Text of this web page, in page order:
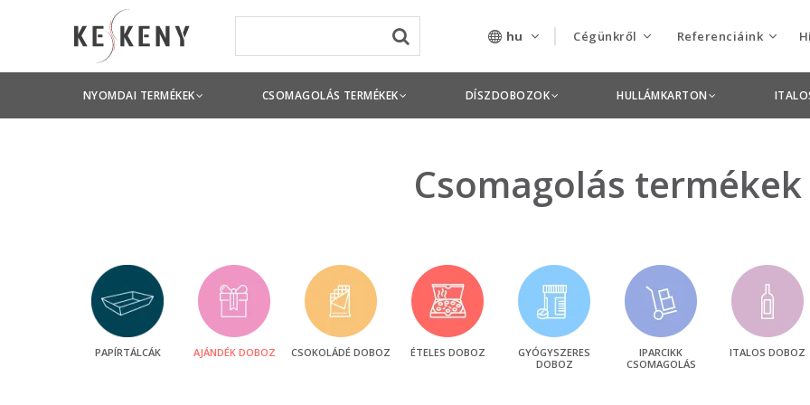
hu Cégünkről
Rólunk
állások
Termékdíj
nyilatkozatok
Pályázatok
Referenciáink
Csomagolás termékek
NYOMDAI TERMÉKEK CSOMAGOLÁS TERMÉKEK DÍSZDOBOZOK HULLÁMKARTON
Csomagolás termékek
PAPÍRTÁLCÁK AJÁNDÉK DOBOZ CSOKOLÁDÉ DOBOZ ÉTELES DOBOZ
GYÓGYSZERES
DOBOZ
IPARCIKK
CSOMAGOLÁS
ITALOS DOBOZ